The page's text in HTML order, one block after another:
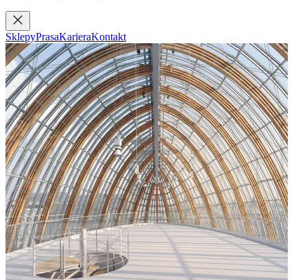
SklepyPrasaKarieraKontakt